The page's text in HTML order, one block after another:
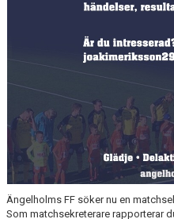
Ängelholms FF söker nu en
Som matchsekreterare rapporterar